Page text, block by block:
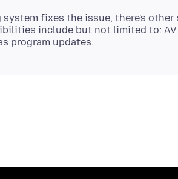
fixes the issue, there's
include but not limited to:
program updates.